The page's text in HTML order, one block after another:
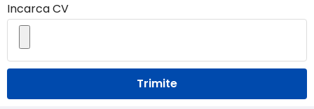
Incarca CV
Trimite